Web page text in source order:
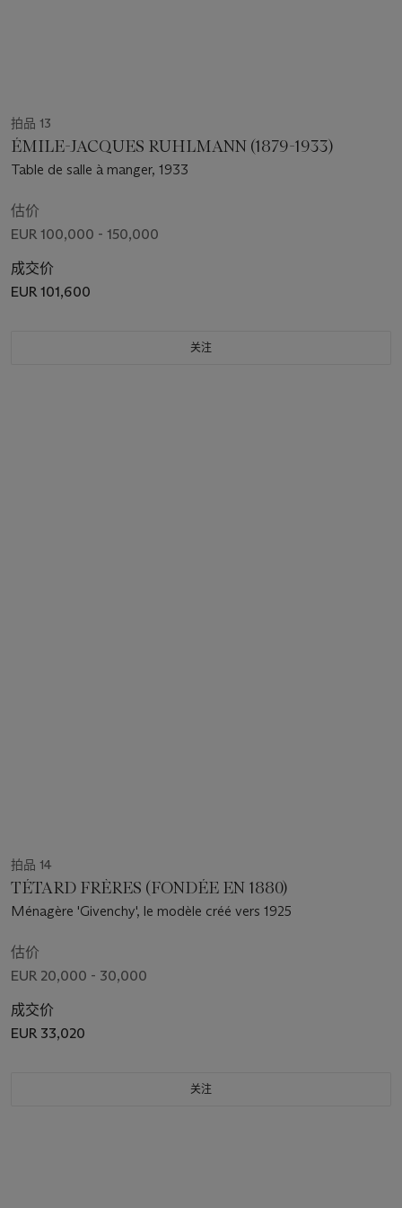
拍品 13
ÉMILE-JACQUES RUHLMANN (1879-1933)
Table de salle à manger, 1933
估价
EUR 100,000 - 150,000
成交价
EUR 101,600
关注
拍品 14
TÉTARD FRÈRES (FONDÉE EN 1880)
Ménagère 'Givenchy', le modèle créé vers 1925
估价
EUR 20,000 - 30,000
成交价
EUR 33,020
关注